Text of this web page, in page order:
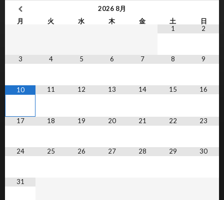
2026 8月
月
火 水 木 金 土
日
1
2
3 4 5 6 7 8 9
10 11 12 13 14 15 16
17 18 19 20 21 22 23
24 25 26 27 28 29 30
31